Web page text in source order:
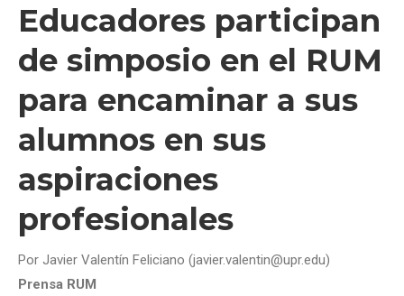
Educadores participan
de simposio en el RUM
para encaminar a sus
alumnos en sus
aspiraciones
profesionales
Por Javier Valentín Feliciano (javier.valentin@upr.edu)
Prensa RUM